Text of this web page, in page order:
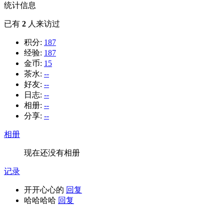
统计信息
已有 2 人来访过
积分: 187
经验: 187
金币: 15
茶水: --
好友: --
日志: --
相册: --
分享: --
相册
现在还没有相册
记录
开开心心的 回复
哈哈哈哈 回复